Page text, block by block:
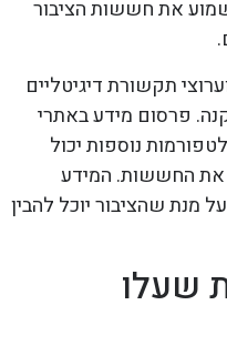
את חששות הציבור
תקשורת דיגיטליים
פרסום מידע באתרי
נוספות יכול
את החששות. המידע
מנת שהציבור יוכל להבין
שעלו